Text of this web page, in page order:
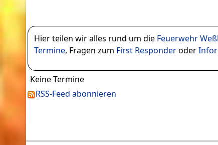
Hier teilen wir alles rund um die Feuerwehr
Termine, Fragen zum First Responderoder
Keine Termine
RSS-Feed abonnieren